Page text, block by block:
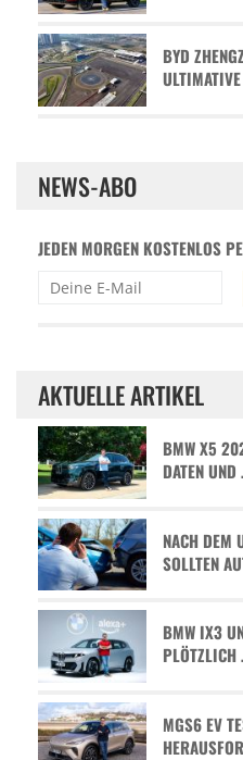
BYD
NEWS-ABO
JEDEN MORGEN KOSTENLOS
AKTUELLE ARTIKEL
BMW X5
ATEN UND …
NACH DEM
SOLLTEN
BMW IX3
MGS6 EV